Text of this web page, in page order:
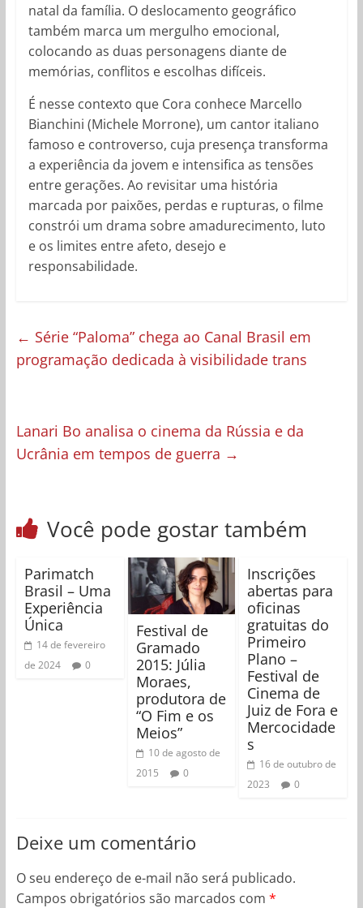
natal da família. O deslocamento geográfico
também marca um mergulho emocional,
colocando as duas personagens diante de
memórias, conflitos e escolhas difíceis.
É nesse contexto que Cora conhece Marcello
Bianchini (Michele Morrone), um cantor italiano
famoso e controverso, cuja presença transforma
a experiência da jovem e intensifica as tensões
entre gerações. Ao revisitar uma história
marcada por paixões, perdas e rupturas, o filme
constrói um drama sobre amadurecimento, luto
e os limites entre afeto, desejo e
responsabilidade.
← Série “Paloma” chega ao Canal Brasil em
programação dedicada à visibilidade trans
Lanari Bo analisa o cinema da Rússia e da
Ucrânia em tempos de guerra →
Você pode gostar também
Parimatch
Brasil – Uma
Experiência
Única
14 de fevereiro
de 2024
0
Festival de
Gramado
2015: Júlia
Moraes,
produtora de
“O Fim e os
Meios”
10 de agosto de
2015
0
Inscrições
abertas para
oficinas
gratuitas do
Primeiro
Plano –
Festival de
Cinema de
Juiz de Fora e
Mercocidade
s
16 de outubro de
2023
0
Deixe um comentário
O seu endereço de e-mail não será publicado.
Campos obrigatórios são marcados com *